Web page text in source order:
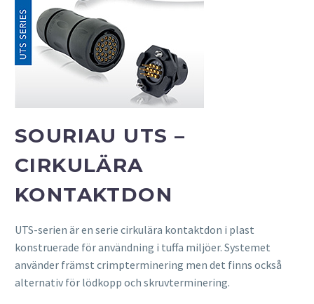
SOURIAU UTS –
CIRKULÄRA
KONTAKTDON
UTS-serien är en serie cirkulära kontaktdon i plast
konstruerade för användning i tuffa miljöer. Systemet
använder främst crimpterminering men det finns också
alternativ för lödkopp och skruvterminering.